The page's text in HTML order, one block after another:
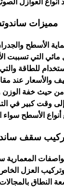
مميزات
الأسطح
التي تسببت
للطاقة والتي
والأسعار عند
من حيث خفة الوزن
إلى وقت كبير في
الأسطح سواء
سقف
العزل
النطاق